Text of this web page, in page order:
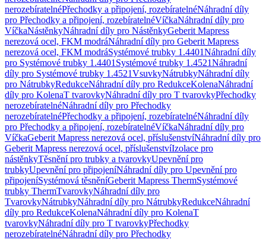
nerozebíratelnéPřechodky a připojení, rozebíratelnéNáhradní díly
pro Přechodky a připojení, rozebíratelnéVíčkaNáhradní díly pro
VíčkaNástěnkyNáhradní díly pro NástěnkyGeberit Mapress
nerezová ocel, FKM modráNáhradní díly pro Geberit Mapress
nerezová ocel, FKM modráSystémové trubky 1.4401Náhradní díly
pro Systémové trubky 1.4401 Systémové trubky 1.4521Náhradní
díly pro Systémové trubky 1.4521VsuvkyNátrubkyNáhradní díly
pro NátrubkyRedukceNáhradní díly pro RedukceKolenaNáhradní
díly pro KolenaT tvarovkyNáhradní díly pro T tvarovkyPřechodky
nerozebíratelnéNáhradní díly pro Přechodky
nerozebíratelnéPřechodky a připojení, rozebíratelnéNáhradní díly
pro Přechodky a připojení, rozebíratelnéVíčkaNáhradní díly pro
VíčkaGeberit Mapress nerezová ocel, příslušenstvíNáhradní díly pro
Geberit Mapress nerezová ocel, příslušenstvíIzolace pro
nástěnkyTěsnění pro trubky a tvarovkyUpevnění pro
trubkyUpevnění pro připojeníNáhradní díly pro Upevnění pro
připojeníSystémová těsněníGeberit Mapress ThermSystémové
trubky ThermTvarovkyNáhradní díly pro
TvarovkyNátrubkyNáhradní díly pro NátrubkyRedukceNáhradní
díly pro RedukceKolenaNáhradní díly pro KolenaT
tvarovkyNáhradní díly pro T tvarovkyPřechodky
nerozebíratelnéNáhradní díly pro Přechodky